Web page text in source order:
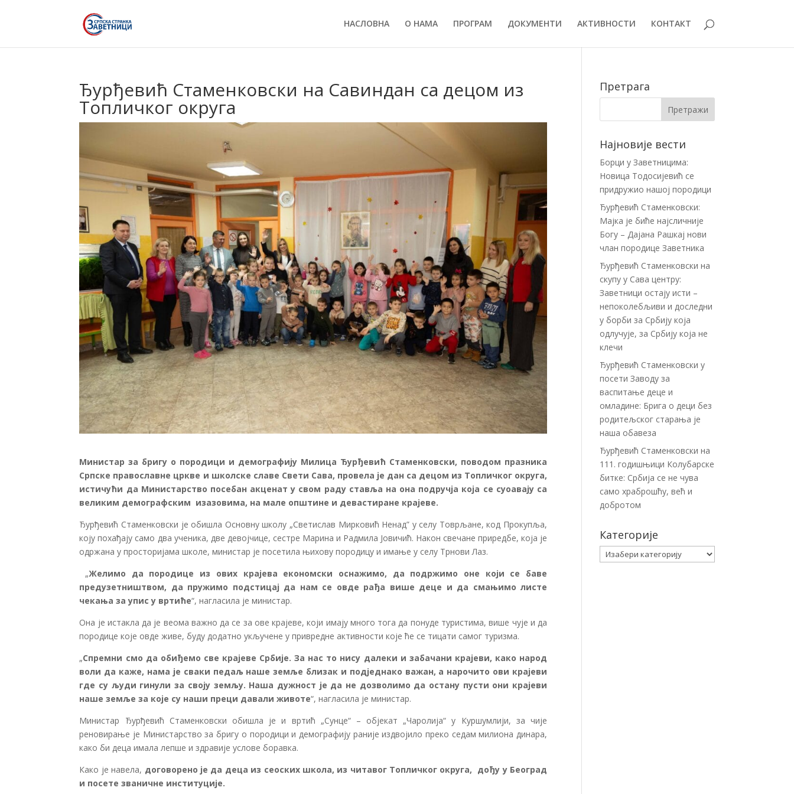
НАСЛОВНА О НАМА ПРОГРАМ ДОКУМЕНТИ АКТИВНОСТИ КОНТАКТ
Ђурђевић Стаменковски на Савиндан са децом из
Топличког округа
Министар за бригу о породици и демографију Милица Ђурђевић Стаменковски, поводом празника
Српске православне цркве и школске славе Свети Сава, провела је дан са децом из Топличког округа,
истичући да Министарство посебан акценат у свом раду ставља на она подручја која се суоавају са
великим демографским изазовима, на мале општине и девастиране крајеве.
Ђурђевић Стаменковски је обишла Основну школу „Светислав Мирковић Ненад” у селу Товрљане, код Прокупља,
коју похађају само два ученика, две девојчице, сестре Марина и Радмила Јовичић. Након свечане приредбе, која је
одржана у просторијама школе, министар је посетила њихову породицу и имање у селу Трнови Лаз.
„Желимо да породице из ових крајева економски оснажимо, да подржимо оне који се баве
предузетништвом, да пружимо подстицај да нам се овде рађа више деце и да смањимо листе
чекања за упис у вртиће“, нагласила је министар.
Она је истакла да је веома важно да се за ове крајеве, који имају много тога да понуде туристима, више чује и да
породице које овде живе, буду додатно укључене у привредне активности које ће се тицати самог туризма.
„Спремни смо да обиђемо све крајеве Србије. За нас то нису далеки и забачани крајеви, како народ
воли да каже, нама је сваки педаљ наше земље близак и подједнако важан, а нарочито ови крајеви
где су људи гинули за своју земљу. Наша дужност је да не дозволимо да остану пусти они крајеви
наше земље за које су наши преци давали животе“, нагласила је министар.
Министар Ђурђевић Стаменковски обишла је и вртић „Сунце“ – објекат „Чаролија“ у Куршумлији, за чије
реновирање је Министарство за бригу о породици и демографију раније издвојило преко седам милиона динара,
како би деца имала лепше и здравије услове боравка.
Како је навела, договорено је да деца из сеоских школа, из читавог Топличког округа, дођу у Београд
и посете званичне институције.
Претрага
Најновије вести
Борци у Заветницима:
Новица Тодосијевић се
придружио нашој породици
Ђурђевић Стаменковски:
Мајка је биће најсличније
Богу – Дајана Рашкај нови
члан породице Заветника
Ђурђевић Стаменковски на
скупу у Сава центру:
Заветници остају исти –
непоколебљиви и доследни
у борби за Србију која
одлучује, за Србију која не
клечи
Ђурђевић Стаменковски у
посети Заводу за
васпитање деце и
омладине: Брига о деци без
родитељског старања је
наша обавеза
Ђурђевић Стаменковски на
111. годишњици Колубарске
битке: Србија се не чува
само храброшћу, већ и
добротом
Категорије
Категорије